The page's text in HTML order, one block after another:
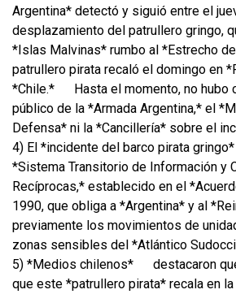
Argentina* detectó y siguió entre el
desplazamiento del patrullero gringo,
*Islas Malvinas* rumbo al *Estrecho
patrullero pirata recaló el domingo en
*Chile.*
Hasta el momento, no hubo
público de la *Armada Argentina,* el
Defensa* ni la *Cancillería* sobre el
4) El *incidente del barco pirata gringo*
*Sistema Transitorio de Información y
Recíprocas,* establecido en el
1990, que obliga a *Argentina* y al
previamente los movimientos de
zonas sensibles del *Atlántico
5) *Medios chilenos*
destacaron
que este *patrullero pirata* recala en